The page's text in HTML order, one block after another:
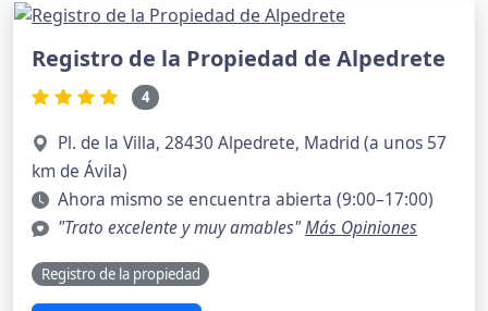
Registro de la Propiedad de Alpedrete
4
Pl. de la Villa, 28430 Alpedrete, Madrid (a unos 57
km de Ávila)
Ahora mismo se encuentra abierta (9:00–17:00)
"Trato excelente y muy amables"Más Opiniones
Registro de la propiedad